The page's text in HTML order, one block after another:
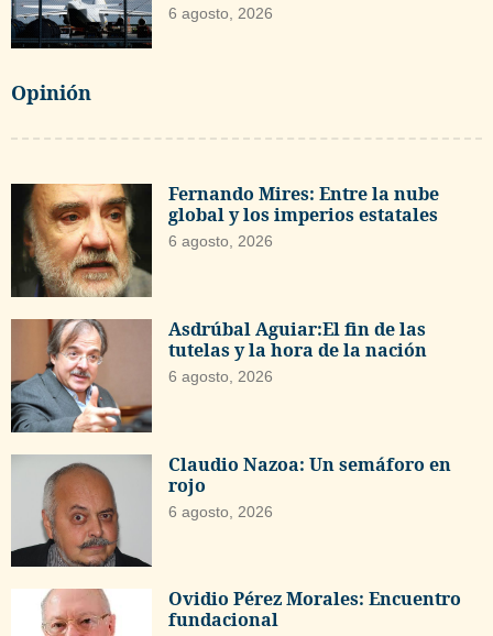
6 agosto, 2026
Opinión
Fernando Mires: Entre la nube
global y los imperios estatales
6 agosto, 2026
Asdrúbal Aguiar:El fin de las
tutelas y la hora de la nación
6 agosto, 2026
Claudio Nazoa: Un semáforo en
rojo
6 agosto, 2026
Ovidio Pérez Morales: Encuentro
fundacional